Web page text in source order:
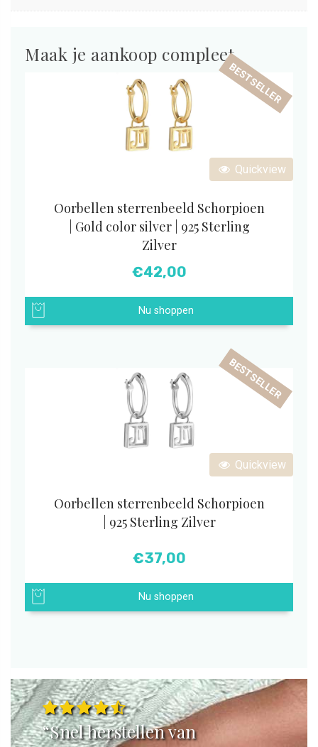
Maak je aankoop compleet
Quickview
BESTSELLER
Oorbellen sterrenbeeld Schorpioen
| Gold color silver | 925 Sterling
Zilver
€42,00
Nu shoppen
Quickview
BESTSELLER
Oorbellen sterrenbeeld Schorpioen
| 925 Sterling Zilver
€37,00
Nu shoppen
“Snel herstellen van